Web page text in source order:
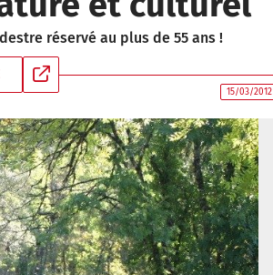
réservé au plus de 55 ans !
15/03/2012